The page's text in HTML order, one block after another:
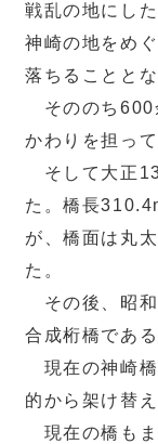
戦乱の地にし
神崎の地をめ
落ちることとな
そののち600
かわりを担って
そして大正13
た。橋長
が、橋面は丸
た。
その後、昭和
合成桁橋である
現在の神崎橋
的から架け替え
現在の橋もま